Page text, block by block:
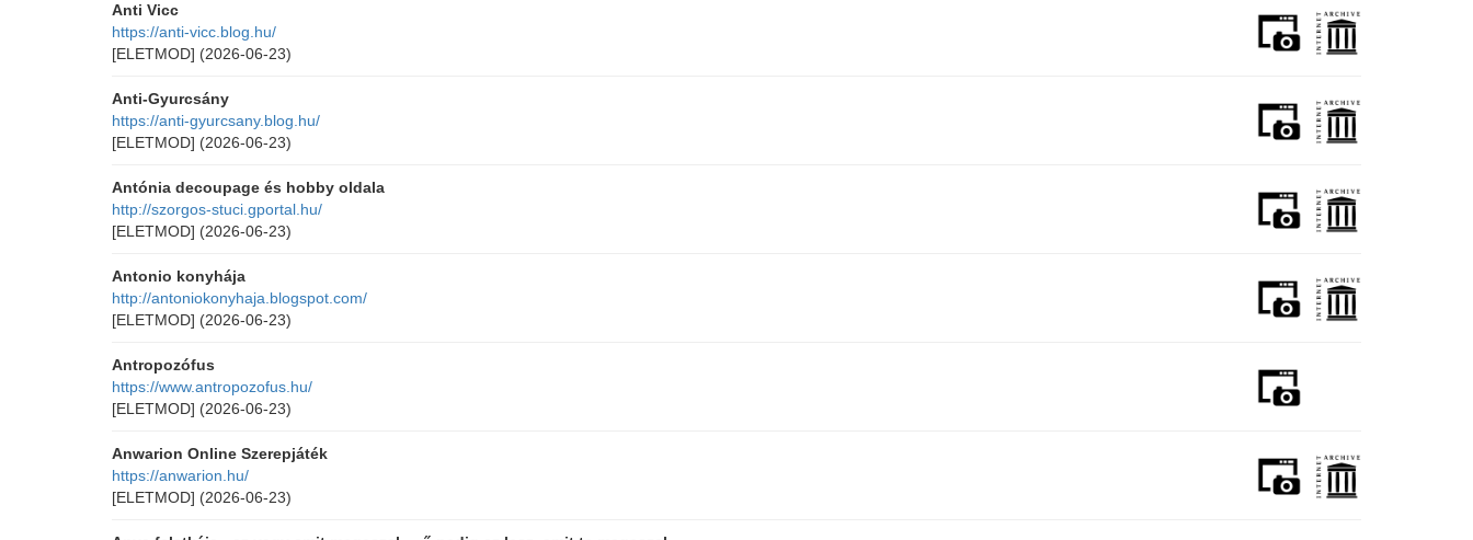
Anti Vicc
https://anti-vicc.blog.hu/
[ELETMOD] (2026-06-23)
Anti-Gyurcsány
https://anti-gyurcsany.blog.hu/
[ELETMOD] (2026-06-23)
Antónia decoupage és hobby oldala
http://szorgos-stuci.gportal.hu/
[ELETMOD] (2026-06-23)
Antonio konyhája
http://antoniokonyhaja.blogspot.com/
[ELETMOD] (2026-06-23)
Antropozófus
https://www.antropozofus.hu/
[ELETMOD] (2026-06-23)
Anwarion Online Szerepjáték
https://anwarion.hu/
[ELETMOD] (2026-06-23)